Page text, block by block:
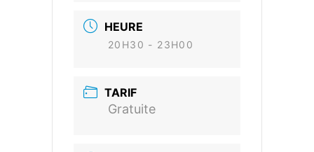
HEURE
20H30 - 23H00
TARIF
Gratuite